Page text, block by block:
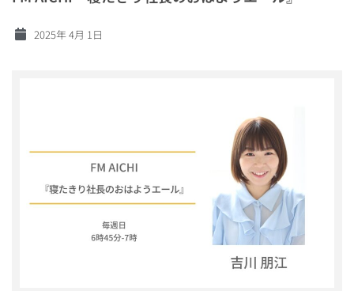
2025年 4月 1日